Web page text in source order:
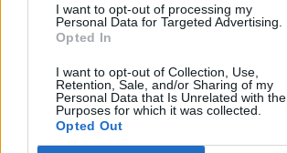
I want to opt-out of processing my
Personal Data for Targeted Advertising.
Opted In
I want to opt-out of Collection, Use,
Retention, Sale, and/or Sharing of my
Personal Data that Is Unrelated with the
Purposes for which it was collected.
Opted Out